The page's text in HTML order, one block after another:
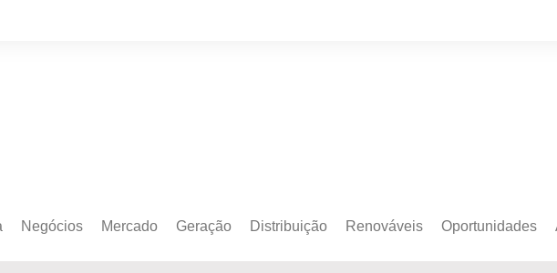
Negócios Mercado Geração Distribuição Renováveis Oportunidades